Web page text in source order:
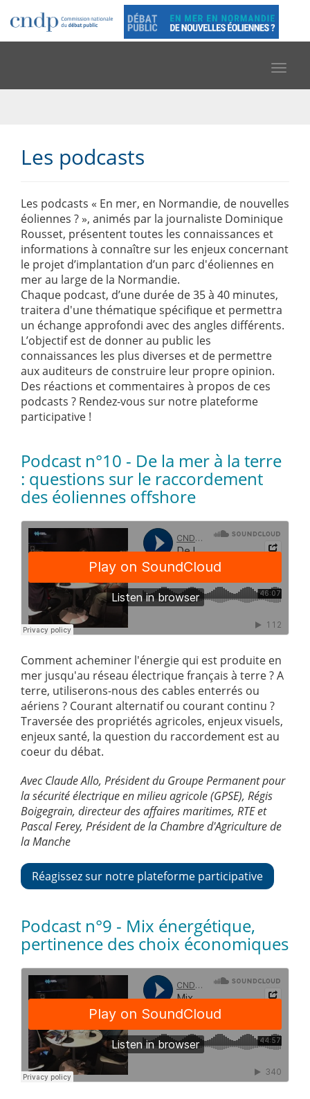
Toggle
Les podcasts
Les podcasts « En mer, en Normandie, de nouvelles
éoliennes ? », animés par la journaliste Dominique
Rousset, présentent toutes les connaissances et
informations à connaître sur les enjeux concernant
le projet d’implantation d’un parc d'éoliennes en
mer au large de la Normandie.
Chaque podcast, d’une durée de 35 à 40 minutes,
traitera d'une thématique spécifique et permettra
un échange approfondi avec des angles différents.
L’objectif est de donner au public les
connaissances les plus diverses et de permettre
aux auditeurs de construire leur propre opinion.
Des réactions et commentaires à propos de ces
podcasts ? Rendez-vous sur notre plateforme
participative !
Podcast n°10 - De la mer à la terre
: questions sur le raccordement
des éoliennes offshore
Comment acheminer l'énergie qui est produite en
mer jusqu'au réseau électrique français à terre ? A
terre, utiliserons-nous des cables enterrés ou
aériens ? Courant alternatif ou courant continu ?
Traversée des propriétés agricoles, enjeux visuels,
enjeux santé, la question du raccordement est au
coeur du débat.
Avec Claude Allo, Président du Groupe Permanent pour
la sécurité électrique en milieu agricole (GPSE), Régis
Boigegrain, directeur des affaires maritimes, RTE et
Pascal Ferey, Président de la Chambre d'Agriculture de
la Manche
Réagissez sur notre plateforme participative
Podcast n°9 - Mix énergétique,
pertinence des choix économiques